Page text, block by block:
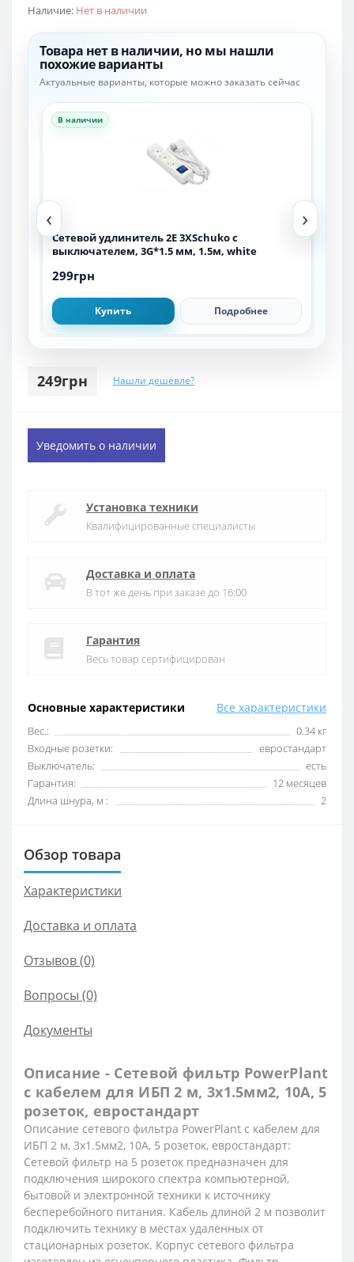
Наличие: Нет в наличии
Товара нет в наличии, но мы нашли
похожие варианты
Актуальные варианты, которые можно заказать сейчас
‹
В наличии
Сетевой удлинитель 2E 3XSchuko с
выключателем, 3G*1.5 мм, 1.5м, white
299грн
Купить Подробнее
›
249грн Нашли дешевле?
Основные характеристики Все характеристики
Вес.:
0.34 кг
Входные розетки:
евростандарт
Выключатель:
есть
Гарантия:
12 месяцев
Длина шнура, м :
2
Уведомить о наличии
Установка техники
Квалифицированные специалисты
Доставка и оплата
В тот же день при заказе до 16:00
Гарантия
Весь товар сертифицирован
Обзор товара
Характеристики
Доставка и оплата
Отзывов (0)
Вопросы (0)
Документы
Описание - Сетевой фильтр PowerPlant
с кабелем для ИБП 2 м, 3x1.5мм2, 10А, 5
розеток, евростандарт
Описание сетевого фильтра PowerPlant с кабелем для
ИБП 2 м, 3x1.5мм2, 10А, 5 розеток, евростандарт:
Сетевой фильтр на 5 розеток предназначен для
подключения широкого спектра компьютерной,
бытовой и электронной техники к источнику
бесперебойного питания. Кабель длиной 2 м позволит
подключить технику в местах удаленных от
стационарных розеток. Корпус сетевого фильтра